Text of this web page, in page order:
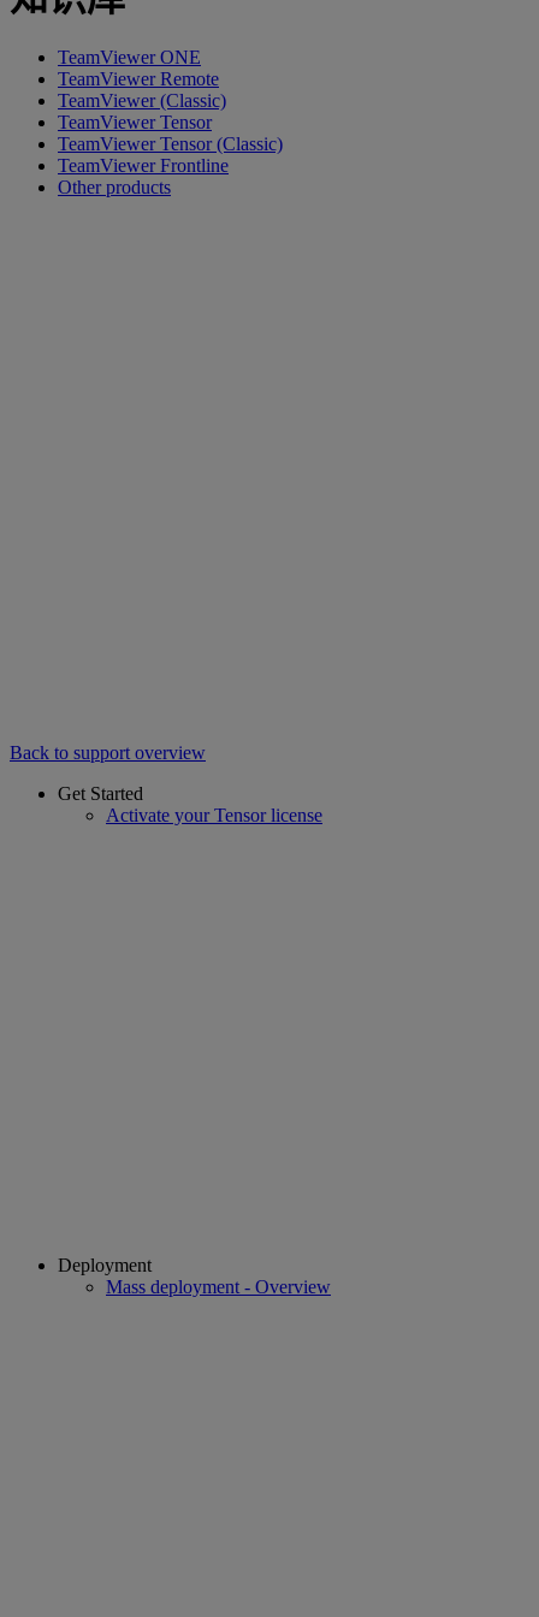
TeamViewer ONE
TeamViewer Remote
TeamViewer (Classic)
TeamViewer Tensor
TeamViewer Tensor (Classic)
TeamViewer Frontline
Other products
Back to support overview
Get Started
Activate your Tensor license
Deployment
Mass deployment - Overview